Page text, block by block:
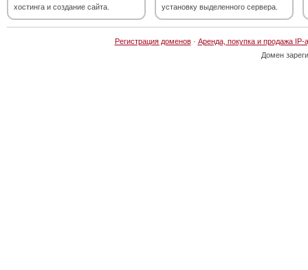
хостинга и создание сайта.
установку выделенного сервера.
Регистрация доменов· Аренда, покупка и продажа IP-
Домен